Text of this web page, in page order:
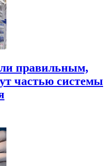
правильным,
частью системы